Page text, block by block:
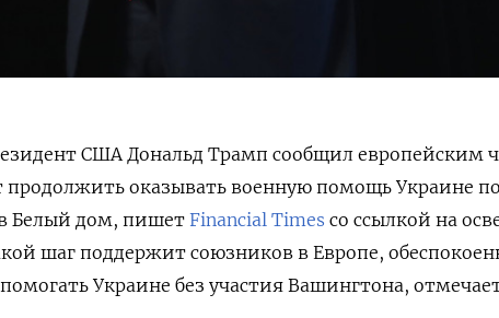
США Дональд Трамп сообщил европейским
продолжить оказывать военную помощь Украине
Белый дом, пишетFinancial Times со ссылкой на
шаг поддержит союзников в Европе,
Украине без участия Вашингтона,